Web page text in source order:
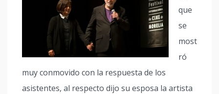
que
se
most
ró
muy conmovido con la respuesta de los
asistentes, al respecto dijo su esposa la artista